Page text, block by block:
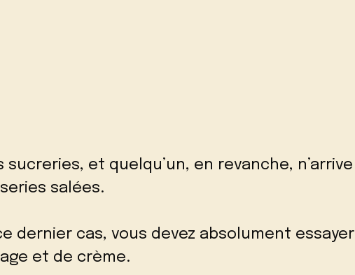
sucreries, et quelqu’un, en revanche, n’arrive
salées.
dernier cas, vous devez absolument essayer
et de crème.